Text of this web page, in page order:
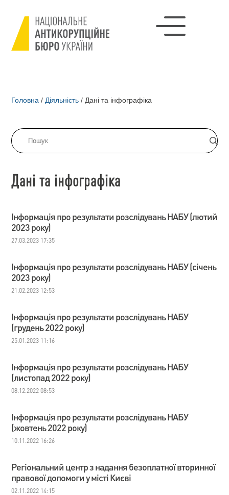
Головна / Діяльність / Дані та інфографіка
Дані та інфографіка
Інформація про результати розслідувань НАБУ (лютий
2023 року)
27.03.2023 17:35
Інформація про результати розслідувань НАБУ (січень
2023 року)
21.02.2023 12:53
Інформація про результати розслідувань НАБУ
(грудень 2022 року)
25.01.2023 11:16
Інформація про результати розслідувань НАБУ
(листопад 2022 року)
08.12.2022 08:53
Інформація про результати розслідувань НАБУ
(жовтень 2022 року)
10.11.2022 16:26
Регіональний центр з надання безоплатної вторинної
правової допомоги у місті Києві
02.11.2022 14:15